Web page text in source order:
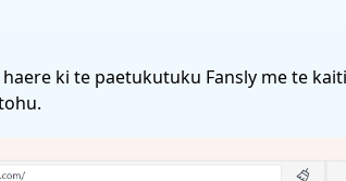
ki te paetukutuku Fansly me te